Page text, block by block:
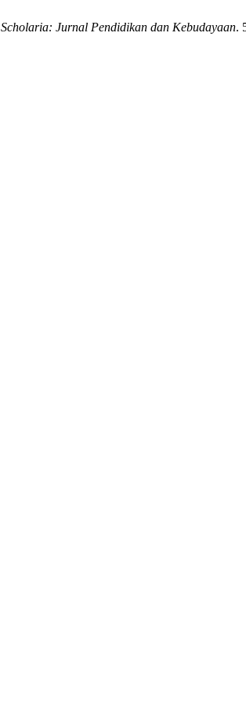
Scholaria: Jurnal Pendidikan dan Kebudayaan.